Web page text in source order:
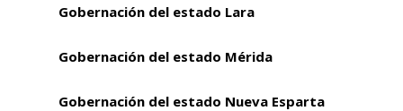
Gobernación del estado Lara
Gobernación del estado Mérida
Gobernación del estado Nueva Esparta